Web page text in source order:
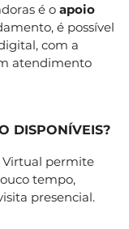
é o apoio
é possível
com a
atendimento
DISPONÍVEIS?
Virtual permite
tempo,
presencial.